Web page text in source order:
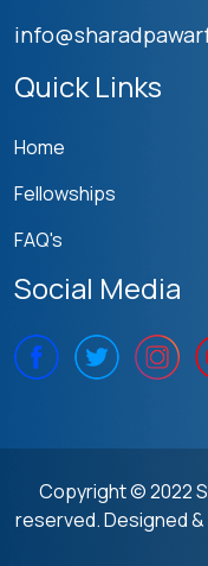
Quick Links
Home
Fellowships
FAQ's
Social Media
Copyright © 2022
reserved. Designed